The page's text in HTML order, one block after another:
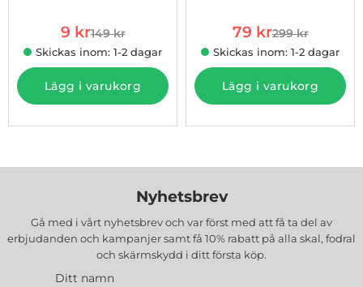
rea pris
9 krtidigare pris
149 kr
Skickas inom: 1-2 dagar
Lägg i varukorg
rea pris
79 krtidigare pris
299 kr
Skickas inom: 1-2 dagar
Lägg i varukorg
Nyhetsbrev
Gå med i vårt nyhetsbrev och var först med att få ta del av
erbjudanden och kampanjer samt få 10% rabatt på alla skal, fodral
och skärmskydd i ditt första köp.
Ditt namn